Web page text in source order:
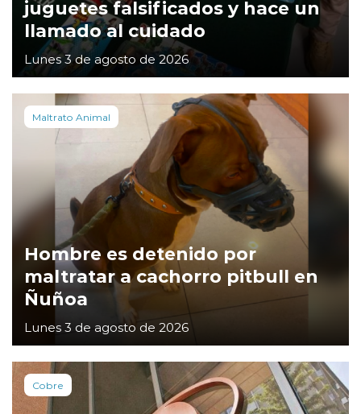
juguetes falsificados y hace un
llamado al cuidado
Lunes 3 de agosto de 2026
Maltrato Animal
Hombre es detenido por
maltratar a cachorro pitbull en
Ñuñoa
Lunes 3 de agosto de 2026
Cobre